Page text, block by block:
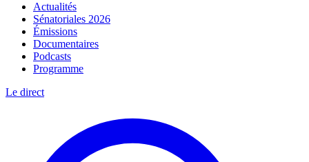
Actualités
Sénatoriales 2026
Émissions
Documentaires
Podcasts
Programme
Le direct